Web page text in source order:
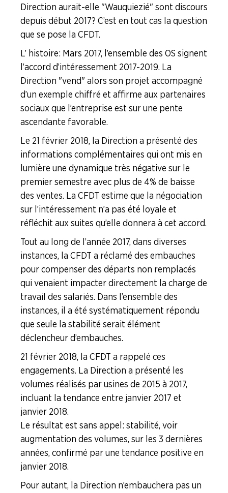
Sisley Industrie
Branche I.E.G.
Branche Papier Carton
Branche Pétrole
Branche Pharma
Branche Plasturgie
NOS
SERVICES
NOUS
CONNAÎTRE
BOITE
OUTILS
AGENDA
Pourquoi
adhérer ?
Direction aurait-elle "Wauquiezié" sont discours
depuis début 2017 ? C’est en tout cas la question
que se pose la CFDT.
L’ histoire : Mars 2017, l’ensemble des OS signent
l’accord d’intéressement 2017-2019. La
Direction "vend" alors son projet accompagné
d’un exemple chiffré et affirme aux partenaires
sociaux que l’entreprise est sur une pente
ascendante favorable.
Le 21 février 2018, la Direction a présenté des
informations complémentaires qui ont mis en
lumière une dynamique très négative sur le
premier semestre avec plus de 4% de baisse
des ventes. La CFDT estime que la négociation
sur l’intéressement n’a pas été loyale et
réfléchit aux suites qu’elle donnera à cet accord.
Tout au long de l’année 2017, dans diverses
instances, la CFDT a réclamé des embauches
pour compenser des départs non remplacés
qui venaient impacter directement la charge de
travail des salariés. Dans l’ensemble des
instances, il a été systématiquement répondu
que seule la stabilité serait élément
déclencheur d’embauches.
21 février 2018, la CFDT a rappelé ces
engagements. La Direction a présenté les
volumes réalisés par usines de 2015 à 2017,
incluant la tendance entre janvier 2017 et
janvier 2018.
Le résultat est sans appel : stabilité, voir
augmentation des volumes, sur les 3 dernières
années, confirmé par une tendance positive en
janvier 2018.
Pour autant, la Direction n’embauchera pas un